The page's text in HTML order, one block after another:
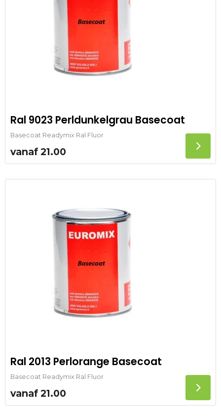
Ral 9023 Perldunkelgrau Basecoat
Basecoat Readymix Ral Fluor
vanaf 21.00
Ral 2013 Perlorange Basecoat
Basecoat Readymix Ral Fluor
vanaf 21.00